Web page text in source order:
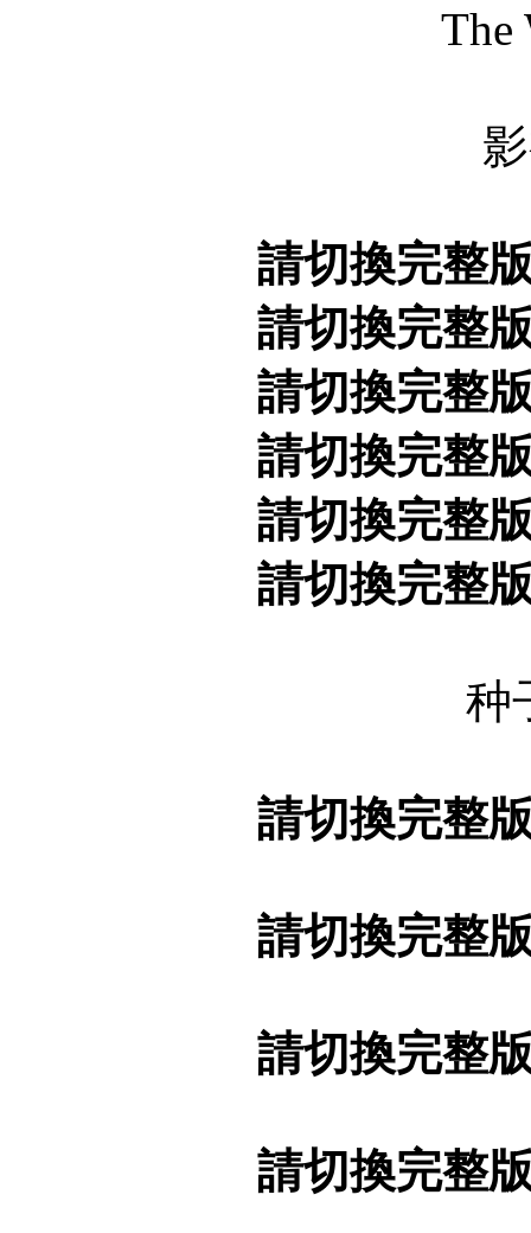
The
請切換完整
請切換完整
請切換完整
請切換完整
請切換完整
請切換完整
种
請切換完整
請切換完整
請切換完整
請切換完整